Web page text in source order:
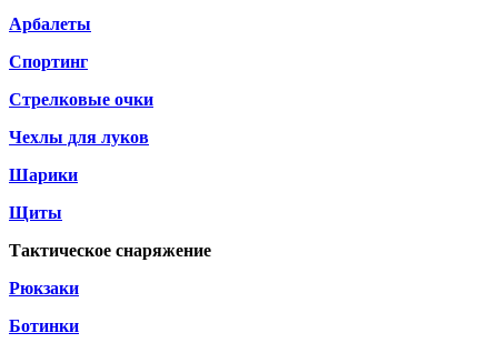
Арбалеты
Спортинг
Стрелковые очки
Чехлы для луков
Шарики
Щиты
Тактическое снаряжение
Рюкзаки
Ботинки